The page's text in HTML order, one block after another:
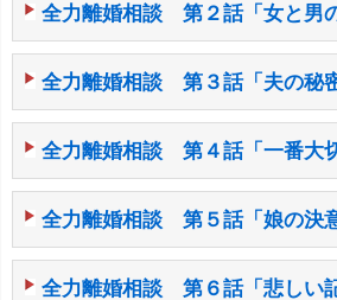
全力離婚相談 第２話「女と男
全力離婚相談 第３話「夫の秘密
全力離婚相談 第４話「一番大
全力離婚相談 第５話「娘の決意
全力離婚相談 第６話「悲しい